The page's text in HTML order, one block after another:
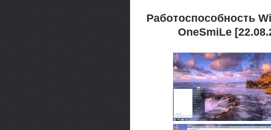
Работоспособность
OneSmiLe